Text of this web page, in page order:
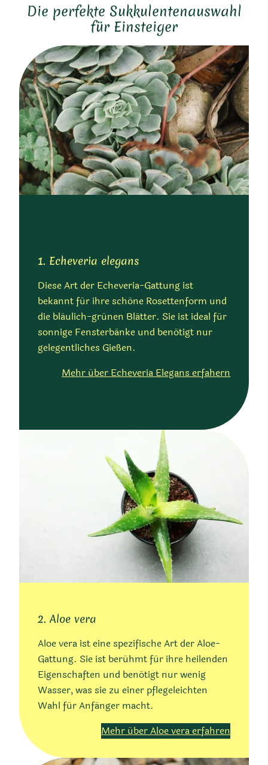
Die perfekte Sukkulentenauswahl
für Einsteiger
1. Echeveria elegans
Diese Art der Echeveria-Gattung ist
bekannt für ihre schöne Rosettenform und
die bläulich-grünen Blätter. Sie ist ideal für
sonnige Fensterbänke und benötigt nur
gelegentliches Gießen.
Mehr über Echeveria Elegans erfahern
2. Aloe vera
Aloe vera ist eine spezifische Art der Aloe-
Gattung. Sie ist berühmt für ihre heilenden
Eigenschaften und benötigt nur wenig
Wasser, was sie zu einer pflegeleichten
Wahl für Anfänger macht.
Mehr über Aloe vera erfahren